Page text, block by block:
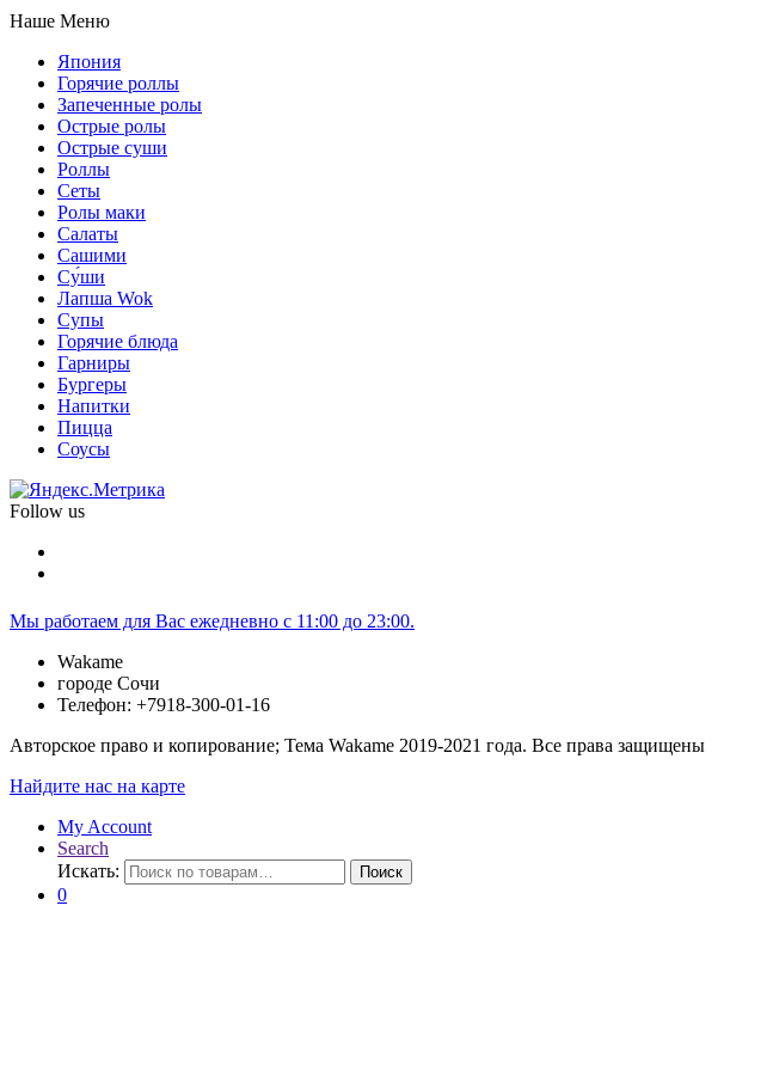
Наше Меню
Япония
Горячие роллы
Запеченные ролы
Острые ролы
Острые суши
Роллы
Сеты
Ролы маки
Салаты
Сашими
Су́ши
Лапша Wok
Супы
Горячие блюда
Гарниры
Бургеры
Напитки
Пицца
Соусы
Follow us
Мы работаем для Вас ежедневно с 11:00 до 23:00.
Wakame
городе Сочи
Телефон: +7918-300-01-16
Авторское право и копирование; Тема Wakame 2019-2021 года. Все права защищены
Найдите нас на карте
My Account
Search
Искать:
Поиск
0